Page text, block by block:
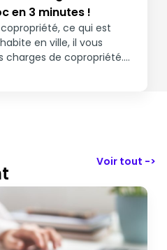
en 3 minutes !
ce qui est
en ville, il vous
charges de copropriété.
Voir tout ->